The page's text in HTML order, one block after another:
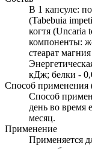
В 1 капсуле:
(Tabebuia
когтя (Uncaria
компоненты:
стеарат
кДж; белки -
Способ применения
Способ
день во время
месяц.
Применение
Применяется